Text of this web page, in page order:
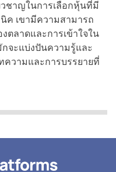
ชาญในการเลือกหุ้นที่มี
ค เขามีความสามารถ
ลาดและการเข้าใจใน
จะแบ่งปันความรู้และ
วามและการบรรยายที่